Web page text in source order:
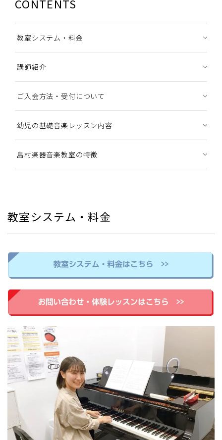
CONTENTS
教室システム・料金
講師紹介
ご入会方法・受付について
幼児の基礎音楽レッスン内容
島村楽器音楽教室の特徴
教室システム・料金